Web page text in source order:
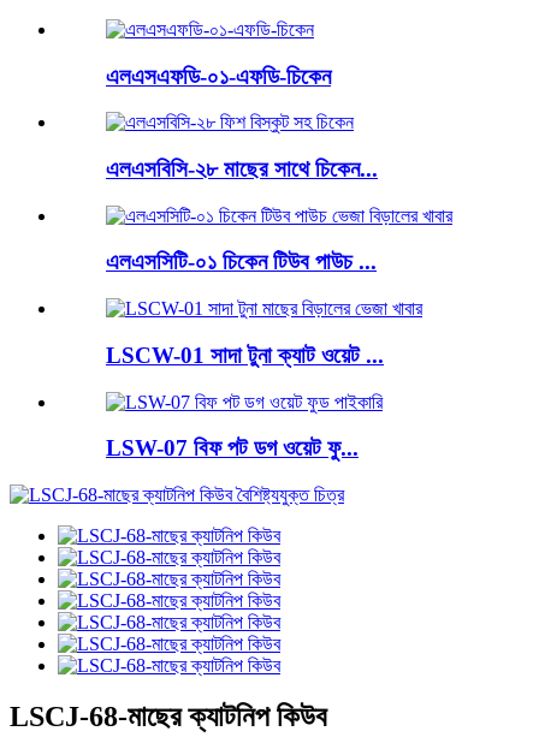
এলএসএফডি-০১-এফডি-চিকেন
এলএসবিসি-২৮ মাছের সাথে চিকেন...
এলএসসিটি-০১ চিকেন টিউব পাউচ ...
LSCW-01 সাদা টুনা ক্যাট ওয়েট ...
LSW-07 বিফ পট ডগ ওয়েট ফু...
LSCJ-68-মাছের ক্যাটনিপ কিউব